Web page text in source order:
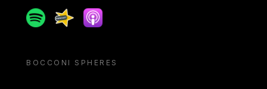
SpotifySpreakerApple podcast
BOCCONI SPHERES